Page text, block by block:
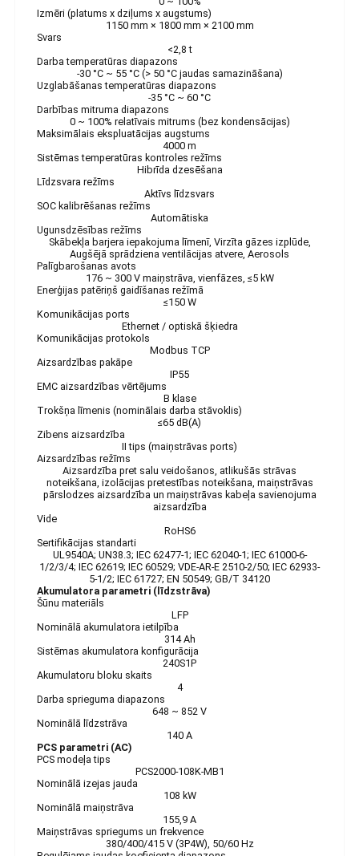
Izmēri (platums x dziļums x augstums)
1150 mm × 1800 mm × 2100 mm
Svars
<2,8 t
Darba temperatūras diapazons
-30 °C ~ 55 °C (> 50 °C jaudas samazināšana)
Uzglabāšanas temperatūras diapazons
-35 °C ~ 60 °C
Darbības mitruma diapazons
0 ~ 100% relatīvais mitrums (bez kondensācijas)
Maksimālais ekspluatācijas augstums
4000 m
Sistēmas temperatūras kontroles režīms
Hibrīda dzesēšana
Līdzsvara režīms
Aktīvs līdzsvars
SOC kalibrēšanas režīms
Automātiska
Ugunsdzēsības režīms
Skābekļa barjera iepakojuma līmenī, Virzīta gāzes izplūde,
Augšējā sprādziena ventilācijas atvere, Aerosols
Palīgbarošanas avots
176 ~ 300 V maiņstrāva, vienfāzes, ≤5 kW
Enerģijas patēriņš gaidīšanas režīmā
≤150 W
Komunikācijas ports
Ethernet / optiskā šķiedra
Komunikācijas protokols
Modbus TCP
Aizsardzības pakāpe
IP55
EMC aizsardzības vērtējums
B klase
Trokšņa līmenis (nominālais darba stāvoklis)
≤65 dB(A)
Zibens aizsardzība
II tips (maiņstrāvas ports)
Aizsardzības režīms
Aizsardzība pret salu veidošanos, atlikušās strāvas
noteikšana, izolācijas pretestības noteikšana, maiņstrāvas
pārslodzes aizsardzība un maiņstrāvas kabeļa savienojuma
aizsardzība
Vide
RoHS6
Sertifikācijas standarti
UL9540A; UN38.3; IEC 62477-1; IEC 62040-1; IEC 61000-6-
1/2/3/4; IEC 62619; IEC 60529; VDE-AR-E 2510-2/50; IEC 62933-
5-1/2; IEC 61727; EN 50549; GB/T 34120
Akumulatora parametri (līdzstrāva)
Šūnu materiāls
LFP
Nominālā akumulatora ietilpība
314 Ah
Sistēmas akumulatora konfigurācija
240S1P
Akumulatoru bloku skaits
4
Darba sprieguma diapazons
648 ~ 852 V
Nominālā līdzstrāva
140 A
PCS parametri (AC)
PCS modeļa tips
PCS2000-108K-MB1
Nominālā izejas jauda
108 kW
Nominālā maiņstrāva
155,9 A
Maiņstrāvas spriegums un frekvence
380/400/415 V (3P4W), 50/60 Hz